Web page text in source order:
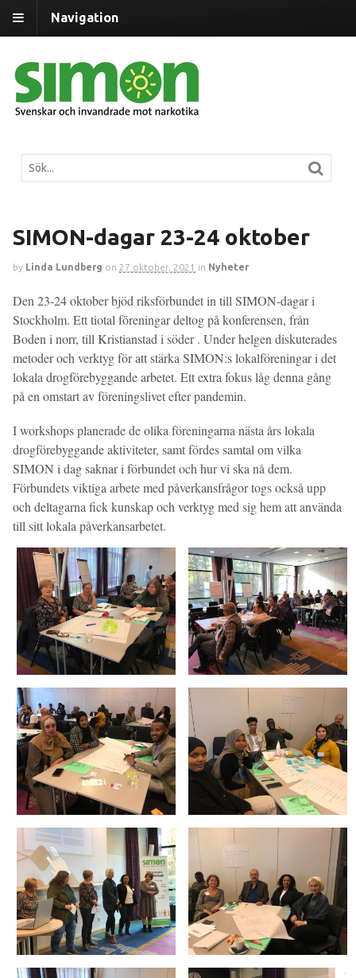
Navigation
SIMON-dagar 23-24 oktober
by Linda Lundberg on 27 oktober, 2021 in Nyheter
Den 23-24 oktober bjöd riksförbundet in till SIMON-dagar i
Stockholm. Ett tiotal föreningar deltog på konferensen, från
Boden i norr, till Kristianstad i söder . Under helgen diskuterades
metoder och verktyg för att stärka SIMON:s lokalföreningar i det
lokala drogförebyggande arbetet. Ett extra fokus låg denna gång
på en omstart av föreningslivet efter pandemin.
I workshops planerade de olika föreningarna nästa års lokala
drogförebyggande aktiviteter, samt fördes samtal om vilka
SIMON i dag saknar i förbundet och hur vi ska nå dem.
Förbundets viktiga arbete med påverkansfrågor togs också upp
och deltagarna fick kunskap och verktyg med sig hem att använda
till sitt lokala påverkansarbetet.